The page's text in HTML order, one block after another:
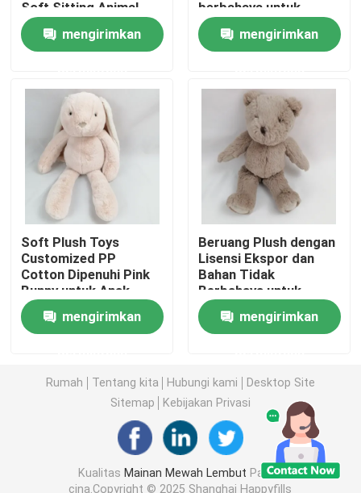
Berita
Mainan Mewah Lembut
Boneka Mainan Mewah
Mainan Mewah Kartun
Mainan Boneka Maskot
Boneka Binatang yang Menenangkan
Mainan Penghibur Bayi
Set Tempat Tidur Bayi
302 setTimeout("javascript:location.href='https://
Soft Sitting Animal
Toy Huggable Soft
Rabbit Toymengirimkan
berbahaya untuk
dekorasi rumah
mengirimkan
Soft Plush Toys
Customized PP
Cotton Dipenuhi Pink
Bunny untuk Anak-
anak Bermain
mengirimkan
Beruang Plush dengan
Lisensi Ekspor dan
Bahan Tidak
Berbahaya untuk
Dekorasi Rumah
mengirimkan
Rumah Tentang kita Hubungi kami
Desktop Site
Sitemap
Kebijakan Privasi
Kualitas Mainan Mewah Lembut Pabrik
cina.Copyright © 2025 Shanghai Happyfills